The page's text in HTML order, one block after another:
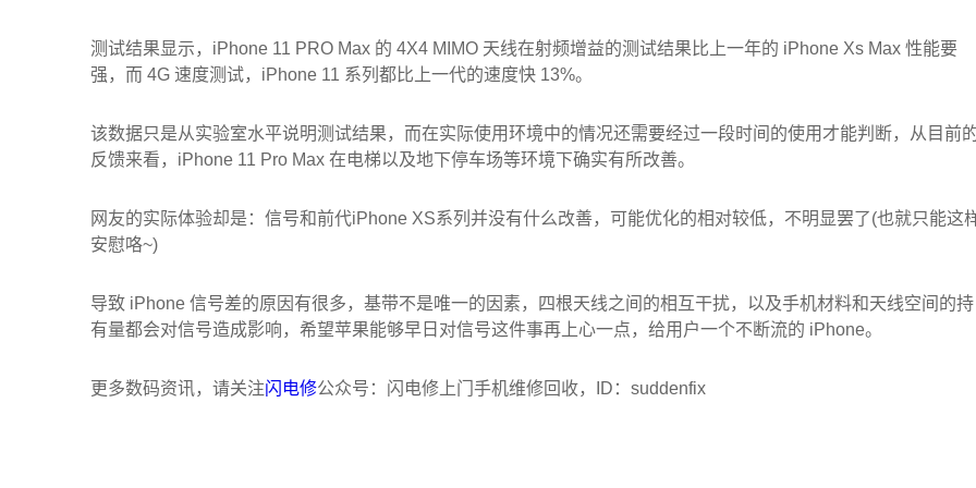
测试结果显示，iPhone 11 PRO Max 的 4X4 MIMO 天线在射频增益的测试结果比上一年的 iPhone Xs Max 性能要
强，而 4G 速度测试，iPhone 11 系列都比上一代的速度快 13%。
该数据只是从实验室水平说明测试结果，而在实际使用环境中的情况还需要经过一段时间的使用才能判断，从目前
反馈来看，iPhone 11 Pro Max 在电梯以及地下停车场等环境下确实有所改善。
网友的实际体验却是：信号和前代iPhone XS系列并没有什么改善，可能优化的相对较低，不明显罢了(也就只能这
安慰咯~)
导致 iPhone 信号差的原因有很多，基带不是唯一的因素，四根天线之间的相互干扰，以及手机材料和天线空间的持
有量都会对信号造成影响，希望苹果能够早日对信号这件事再上心一点，给用户一个不断流的 iPhone。
更多数码资讯，请关注闪电修公众号：闪电修上门手机维修回收，ID：suddenfix